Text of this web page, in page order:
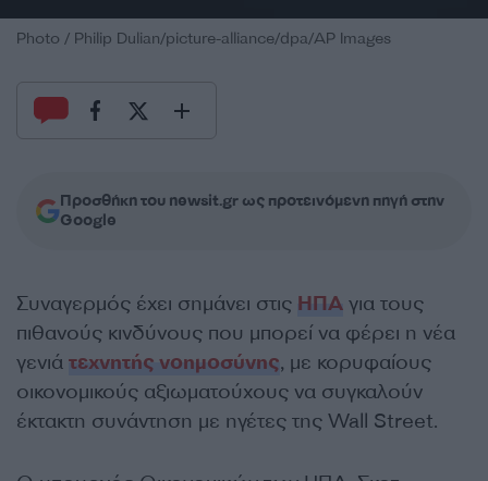
Photo / Philip Dulian/picture-alliance/dpa/AP Images
Προσθήκη του newsit.gr ως προτεινόμενη πηγή στην
Google
Συναγερμός έχει σημάνει στις ΗΠΑ για τους
πιθανούς κινδύνους που μπορεί να φέρει η νέα
γενιά τεχνητής νοημοσύνης, με κορυφαίους
οικονομικούς αξιωματούχους να συγκαλούν
έκτακτη συνάντηση με ηγέτες της Wall Street.